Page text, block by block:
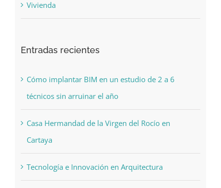
Vivienda
Entradas recientes
Cómo implantar BIM en un estudio de 2 a 6
técnicos sin arruinar el año
Casa Hermandad de la Virgen del Rocío en
Cartaya
Tecnología e Innovación en Arquitectura